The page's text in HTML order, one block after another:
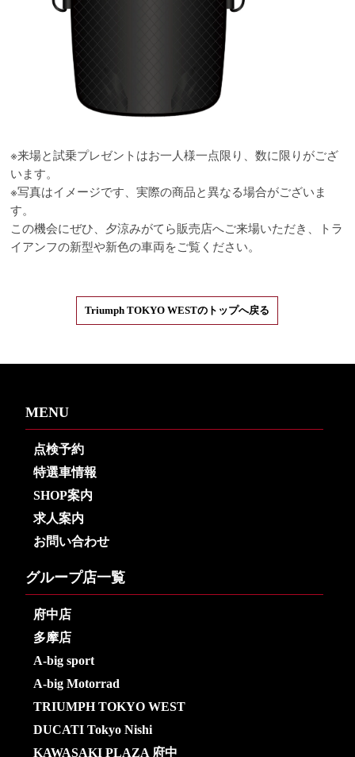
※来場と試乗プレゼントはお一人様一点限り、数に限りがござ
います。
※写真はイメージです、実際の商品と異なる場合がございま
す。
この機会にぜひ、夕涼みがてら販売店へご来場いただき、トラ
イアンフの新型や新色の車両をご覧ください。
Triumph TOKYO WESTのトップへ戻る
MENU
点検予約
特選車情報
SHOP案内
求人案内
お問い合わせ
グループ店一覧
府中店
多摩店
A-big sport
A-big Motorrad
TRIUMPH TOKYO WEST
DUCATI Tokyo Nishi
KAWASAKI PLAZA 府中